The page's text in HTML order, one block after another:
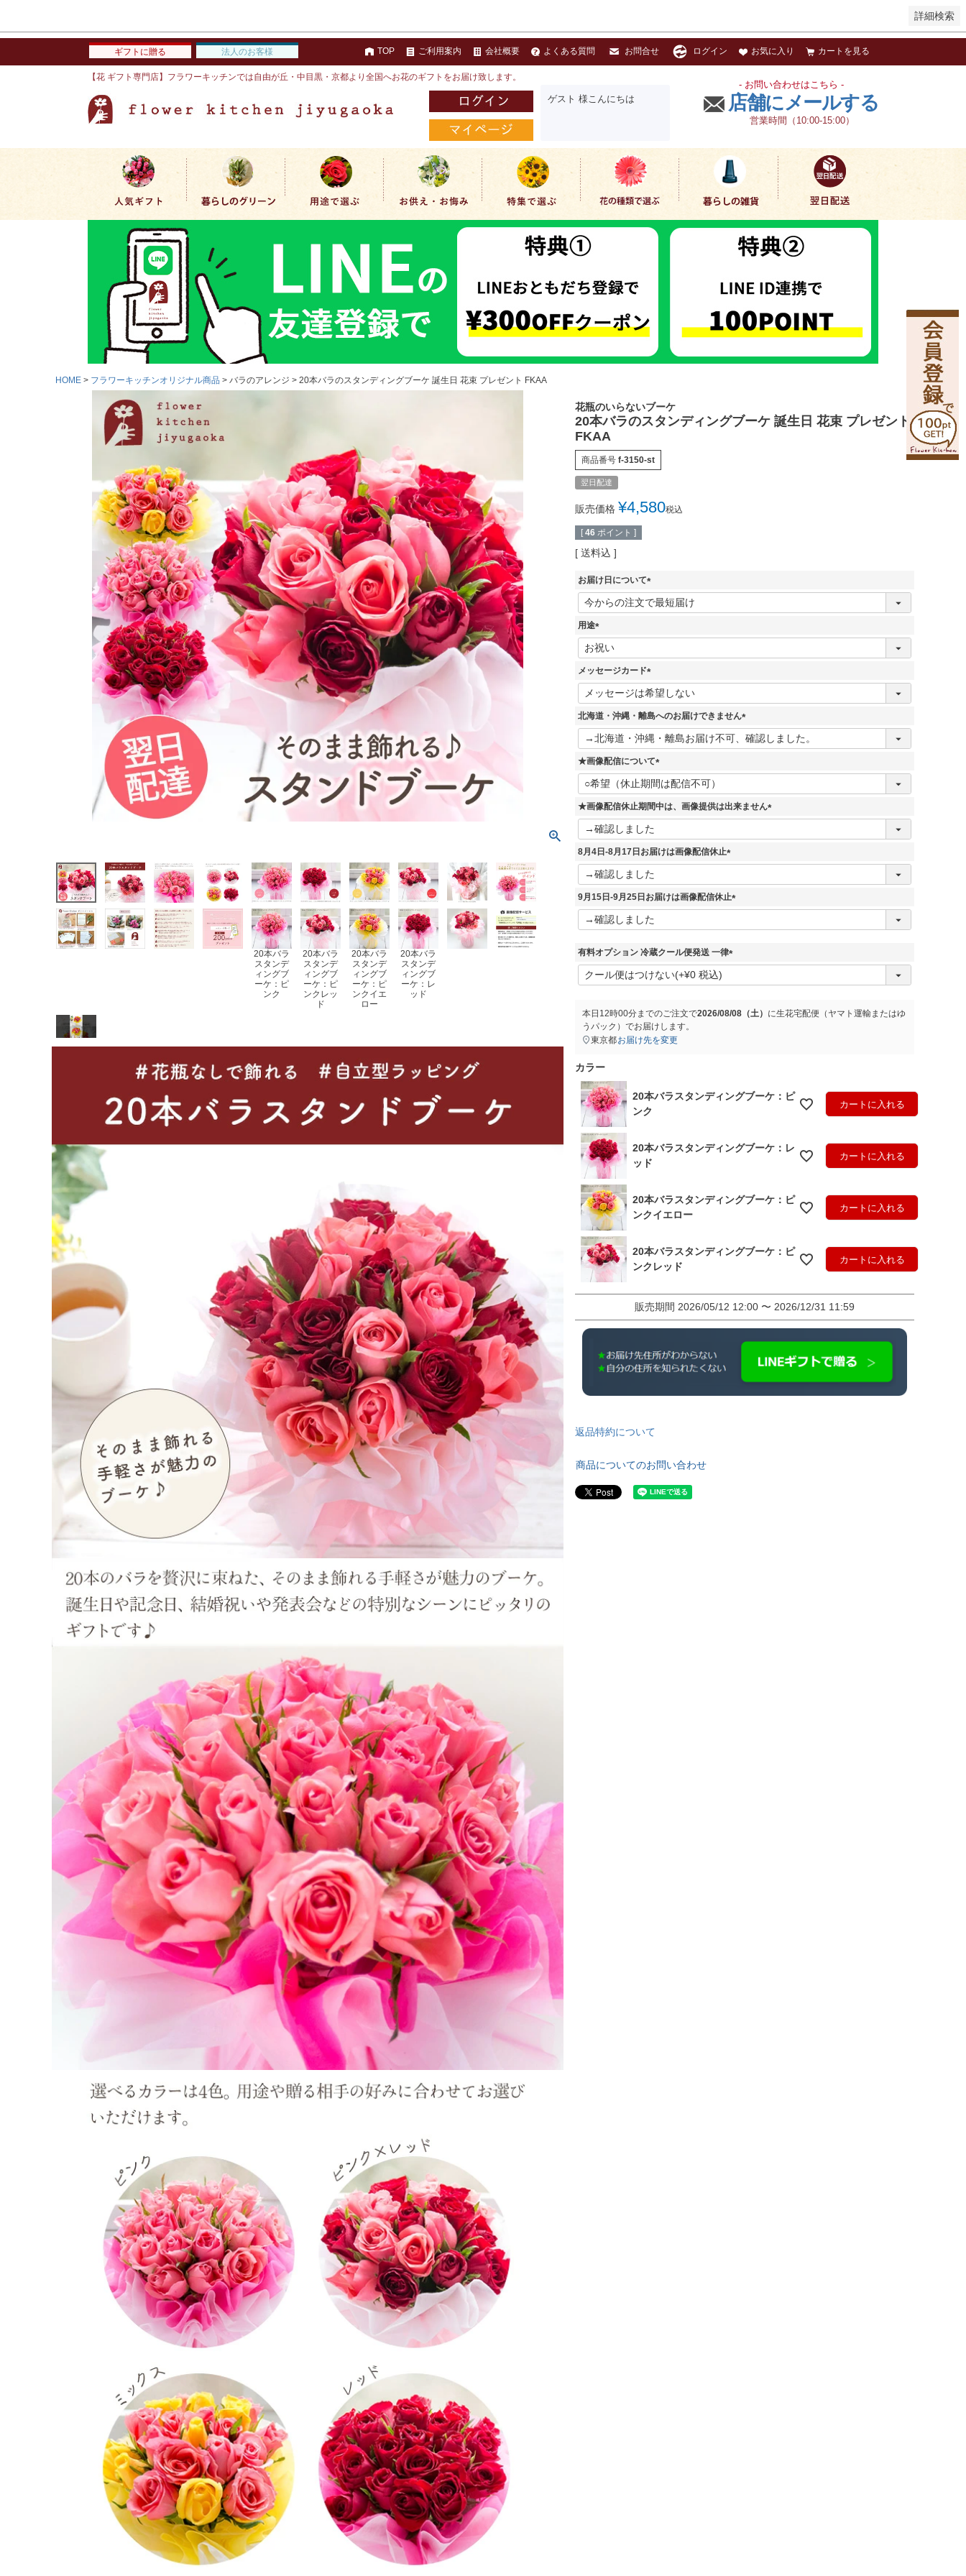
詳細検索
ギフトに贈る 法人のお客様 TOP ご利用案内 会社概要 よくある質問 お問合せ ログイン お気に入り カートを見る
【花 ギフト専門店】フラワーキッチンでは自由が丘・中目黒・京都より全国へお花のギフトをお届け致します。
ゲスト 様こんにちは
- お問い合わせはこちら -
店舗にメールする
営業時間（10:00-15:00）
HOME フラワーキッチンオリジナル商品 バラのアレンジ 20本バラのスタンディングブーケ 誕生日 花束 プレゼント FKAA
20本バラ
スタンデ
ィングブ
ーケ：ピ
ンク
20本バラ
スタンデ
ィングブ
ーケ：ピ
ンクレッ
ド
20本バラ
スタンデ
ィングブ
ーケ：ピ
ンクイエ
ロー
20本バラ
スタンデ
ィングブ
ーケ：レ
ッド
花瓶のいらないブーケ
20本バラのスタンディングブーケ 誕生日 花束 プレゼント
FKAA
商品番号 f-3150-st
翌日配達
販売価格 ¥4,580税込
[ 46 ポイント ]
送料込
お届け日について
(
必
用途
(
必
須
メッセージカード
(
必
須
北海道・沖縄・離島へのお届けできません
(
必
★画像配信について
(
必
須
★画像配信休止期間中は、画像提供は出来ません
(
8月4日-8月17日お届けは画像配信休止
(
須
9月15日-9月25日お届けは画像配信休止
(
)
有料オプション 冷蔵クール便発送 一律
(
本日 12時00分までのご注文で2026/08/08（土） に生花宅配便（ヤマト運輸またはゆ
うパック） でお届けします。
東京都お届け先を変更
カラー
20本バラスタンディングブーケ：ピ
ンク
カートに入れる
20本バラスタンディングブーケ：レ
ッド
カートに入れる
20本バラスタンディングブーケ：ピ
ンクイエロー
カートに入れる
20本バラスタンディングブーケ：ピ
ンクレッド
カートに入れる
販売期間 2026/05/12 12:00 〜 2026/12/31 11:59
返品特約について
商品についてのお問い合わせ